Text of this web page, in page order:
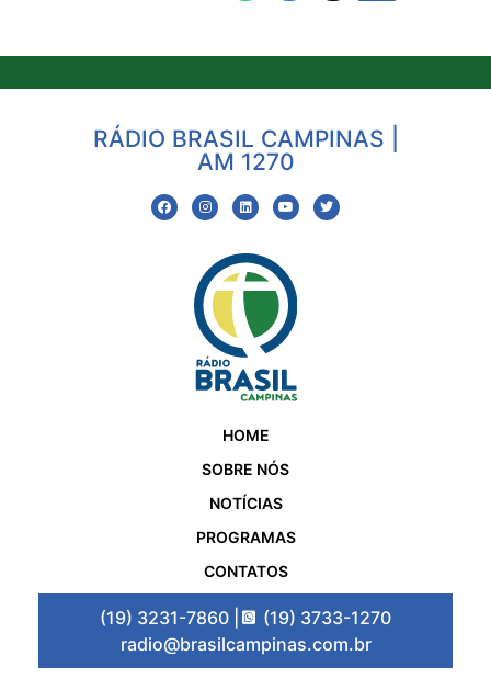
RÁDIO BRASIL CAMPINAS |
AM 1270
HOME
SOBRE NÓS
NOTÍCIAS
PROGRAMAS
CONTATOS
(19) 3231-7860 |
(19) 3733-1270
radio@brasilcampinas.com.br